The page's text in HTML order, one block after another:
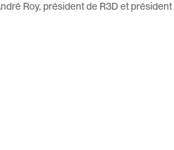
Roy, président de R3D et président